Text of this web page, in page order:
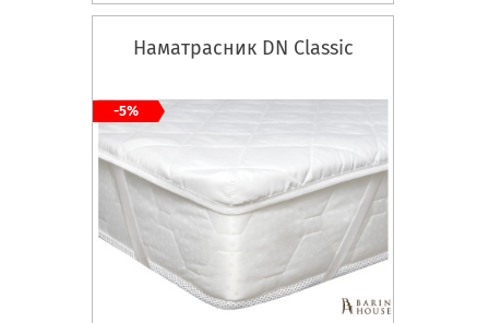
Наматрасник DN Classic
-5%